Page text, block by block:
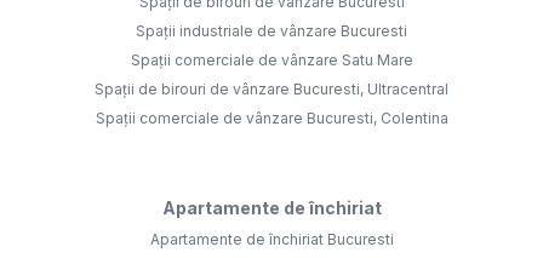
Spații industriale de vânzare Bucuresti
Spații comerciale de vânzare Satu Mare
Spații de birouri de vânzare Bucuresti, Ultracentral
Spații comerciale de vânzare Bucuresti, Colentina
Apartamente de închiriat
Apartamente de închiriat Bucuresti